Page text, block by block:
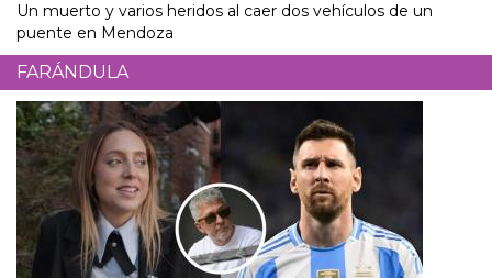
Un muerto y varios heridos al caer dos vehículos de un
puente en Mendoza
FARÁNDULA